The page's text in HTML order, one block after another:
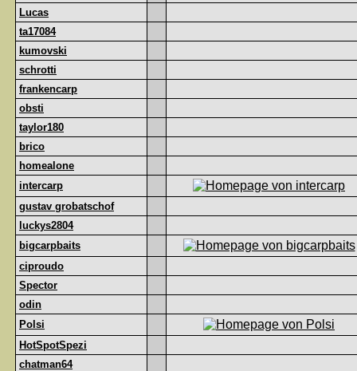
Lucas
ta17084
kumovski
schrotti
frankencarp
obsti
taylor180
brico
homealone
intercarp
gustav grobatschof
luckys2804
bigcarpbaits
ciproudo
Spector
odin
Polsi
HotSpotSpezi
chatman64